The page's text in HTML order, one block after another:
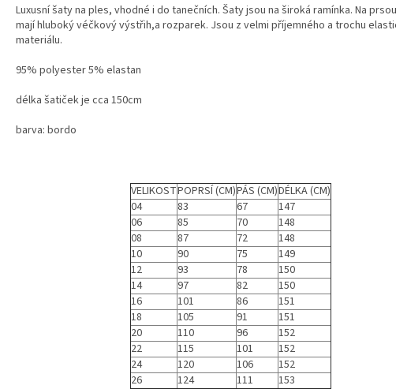
Luxusní šaty na ples, vhodné i do tanečních. Šaty jsou na široká ramínka. Na
mají hluboký véčkový výstřih,a rozparek. Jsou z velmi příjemného a trochu
materiálu.
95% polyester 5% elastan
délka šatiček je cca 150cm
barva: bordo
VELIKOSTPOPRSÍ (CM)PÁS (CM)DÉLKA (CM)
04
83 67
147
06
85 70
148
08
87 72
148
10
90 75
149
12
93 78
150
14
97 82
150
16
101 86
151
18
105 91
151
20
110 96
152
22
115 101
152
24
120 106
152
26
124 111 153